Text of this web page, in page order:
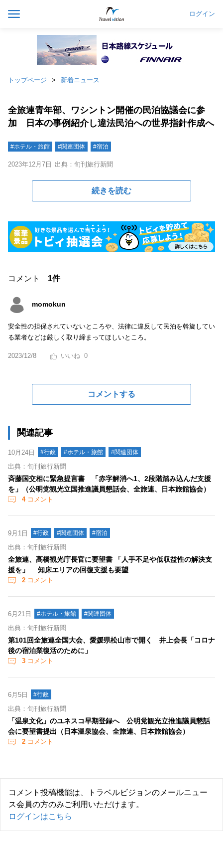
ログイン
トップページ 新着ニュース
全旅連青年部、ワシントン開催の民泊協議会に参
加 日本の事例紹介し違法民泊への世界指針作成へ
#ホテル・旅館 #関連団体 #宿泊
2023年12月7日 出典：旬刊旅行新聞
続きを読む
コメント 1件
momokun
安全性の担保されていないところや、法律に違反して民泊を斡旋してい
る業者などは厳しく取り締まってほしいところ。
2023/12/8 0
コメントする
関連記事
10月24日 #行政 #ホテル・旅館 #関連団体
出典：旬刊旅行新聞
斉藤国交相に緊急提言書 「赤字解消へ1、2段階踏み込んだ支援
を」（公明党観光立国推進議員懇話会、全旅連、日本旅館協会）
4コメント
9月1日 #行政 #関連団体 #宿泊
出典：旬刊旅行新聞
全旅連、髙橋観光庁長官に要望書 「人手不足や低収益性の解決支
援を」 知床エリアの回復支援も要望
2 コメント
6月21日 #ホテル・旅館 #関連団体
出典：旬刊旅行新聞
第101回全旅連全国大会、愛媛県松山市で開く 井上会長「コロナ
後の宿泊業復活のために」
3 コメント
6月5日 #行政
出典：旬刊旅行新聞
「温泉文化」のユネスコ早期登録へ 公明党観光立推進議員懇話
会に要望書提出（日本温泉協会、全旅連、日本旅館協会）
2 コメント
コメント投稿機能は、トラベルビジョンのメールニュー
ス会員の方のみご利用いただけます。
ログインはこちら